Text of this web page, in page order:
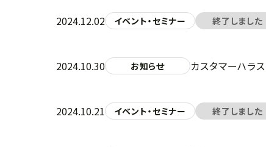
2024.12.02 イベント・セミナー 終了しました
2024.10.30 お知らせ カスタマーハラ
2024.10.21 イベント・セミナー 終了しました